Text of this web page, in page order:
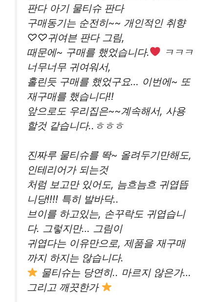
판다 아기 물티슈 판다
구매동기는 순전히~~ 개인적인 취향
♡♡귀여븐 판다 그림,
때문에~ 구매를 했었습니다.
ㅋㅋㅋ
너무너무 귀여워서,
홀린듯 구매를 했었구요… 이번에~ 또
재구매를 했습니다!!
앞으로도 우리집은~~계속해서, 사용
할것 같습니다..ㅎㅎㅎ
진짜루 물티슈를 똭~ 올려두기만해도,
인테리어가 되는것
처럼 보고만 있어도, 늠흐늠흐 귀엽뜹
니당!!!! 특히 발바닥..
브이를 하고있는, 손꾸락도 귀엽습니
다. 그렇지만… 그림이
귀엽다는 이유만으로, 제품을 재구매
까지 하지는 않습니다.
물티슈는 당연히.. 마르지 않은가…
그리고 깨끗한가